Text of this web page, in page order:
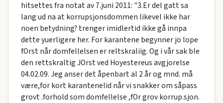
hitsettes fra notat av 7.juni 2011: "3.Er del gatt sa
lang ud na at korrupsjonsdommen likevel ikke har
noen betydning? trenger imidlertid ikke gå innpa
dette yuerligere her. For karantene begynner jo lope
fOrst når domfellelsen er reltskraliig. Og i vår sak ble
den rettskraltig JOrst ved Hoyestereus avgjorelse
04.02.09. Jeg anser det åpenbart al 2 år og mnd. må
være,for kort karantenelid når vi snakker om såpass
grovt .forhold som domfellelse ,fOr grov korrup.sjon.